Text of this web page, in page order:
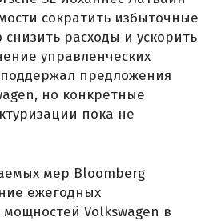
сократить избыточные
расходы и ускорить
управленческих
предложения
но конкретные
пока не
мер Bloomberg
ежегодных
Volkswagen в